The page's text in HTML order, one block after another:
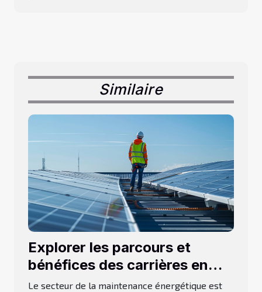
Similaire
Explorer les parcours et
bénéfices des carrières en
maintenance énergétique
Le secteur de la maintenance énergétique est